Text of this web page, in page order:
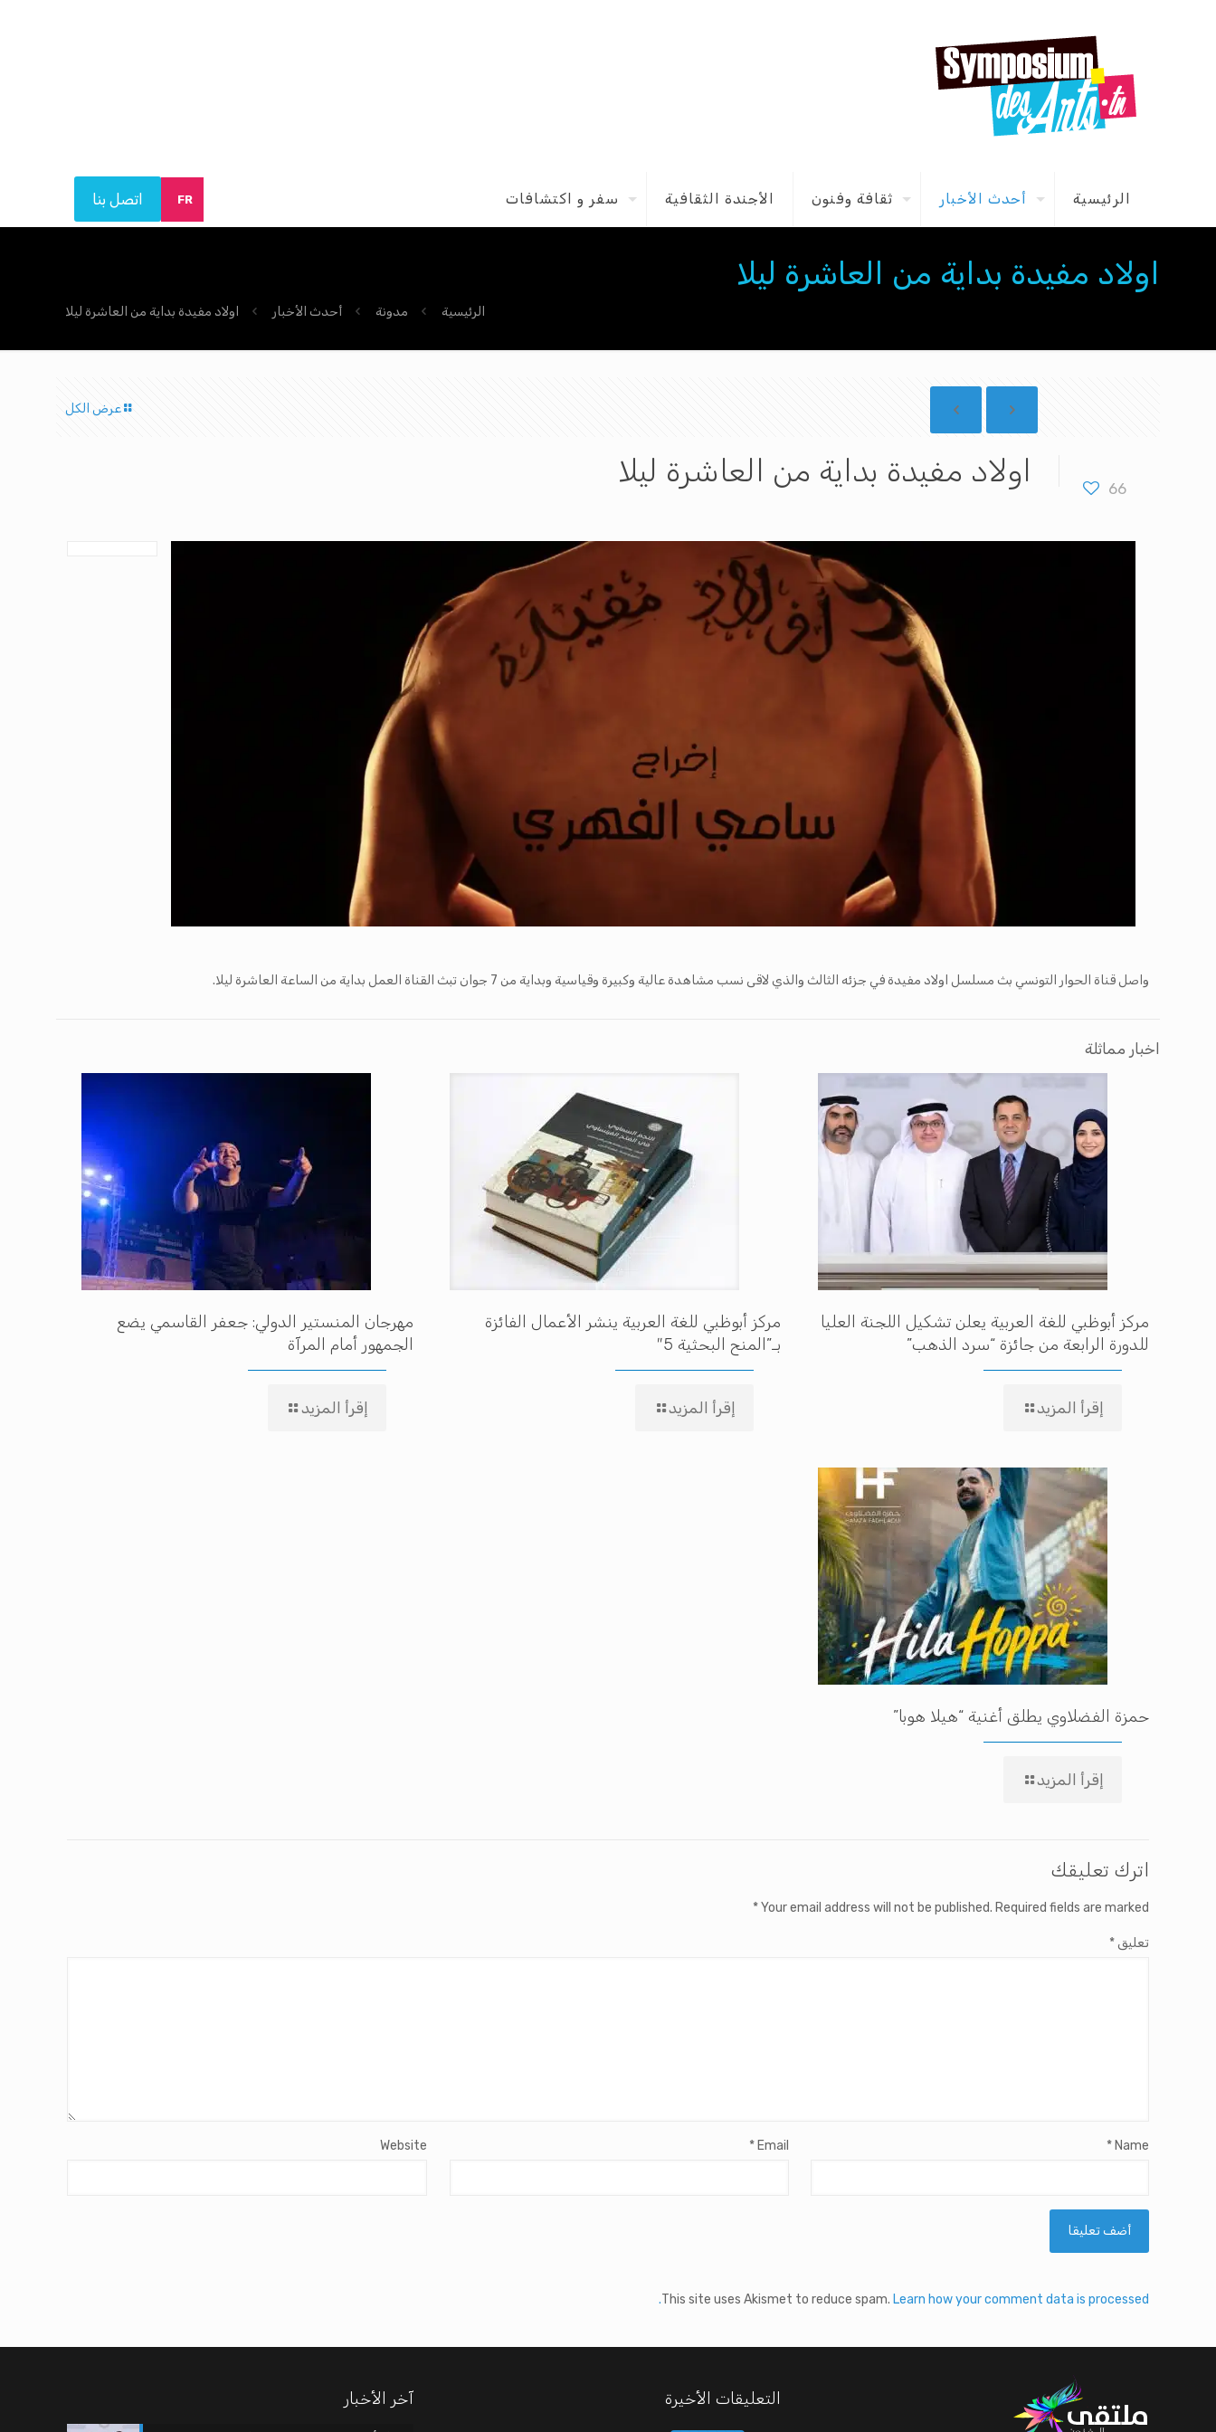
الرئيسية أحدث الأخبار ثقافة وفنون الأجندة الثقافية سفر و اكتشافات FR اتصل بنا
اولاد مفيدة بداية من العاشرة ليلا
الرئيسية مدونة أحدث الأخبار اولاد مفيدة بداية من العاشرة ليلا
عرض الكل
66 اولاد مفيدة بداية من العاشرة ليلا
واصل قناة الحوار التونسي بث مسلسل اولاد مفيدة في جزئه الثالث والذي لاقى نسب مشاهدة عالية وكبيرة وقياسية وبداية من 7 جوان تبث القناة العمل بداية من الساعة العاشرة ليلا.
اخبار مماثلة
مركز أبوظبي للغة العربية يعلن تشكيل اللجنة العليا
للدورة الرابعة من جائزة “سرد الذهب”
إقرأ المزيد
مركز أبوظبي للغة العربية ينشر الأعمال الفائزة
بـ”المنح البحثية 5″
إقرأ المزيد
مهرجان المنستير الدولي: جعفر القاسمي يضع
الجمهور أمام المرآة
إقرأ المزيد
حمزة الفضلاوي يطلق أغنية “هيلا هوبا”
إقرأ المزيد
اترك تعليقك
Your email address will not be published. Required fields are marked
*
تعليق *
Name
*
Email
*
Website
This site uses Akismet to reduce spam. Learn how your comment data is processed.
التعليقات الأخيرة آخر الأخبار